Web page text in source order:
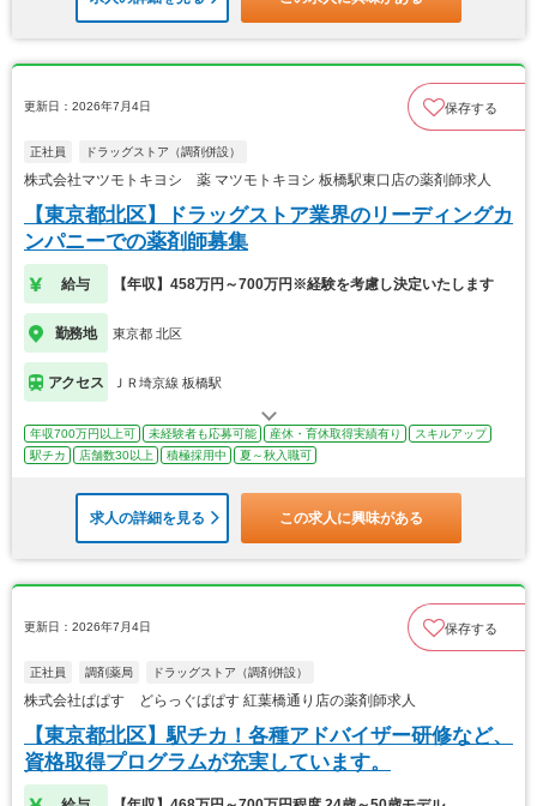
更新日：2026年7月4日 保存する
正社員 ドラッグストア（調剤併設）
株式会社マツモトキヨシ 薬 マツモトキヨシ 板橋駅東口店の薬剤師求人
【東京都北区】ドラッグストア業界のリーディングカ
ンパニーでの薬剤師募集
給与 【年収】458万円～700万円※経験を考慮し決定いたします
勤務地 東京都 北区
アクセス ＪＲ埼京線 板橋駅
年収700万円以上可 未経験者も応募可能 産休・育休取得実績有り
スキルアップ
駅チカ
店舗数30以上 積極採用中 夏～秋入職可
求人の詳細を見る この求人に興味がある
更新日：2026年7月4日 保存する
正社員 調剤薬局 ドラッグストア（調剤併設）
株式会社ぱぱす どらっぐぱぱす 紅葉橋通り店の薬剤師求人
【東京都北区】駅チカ！各種アドバイザー研修など、
資格取得プログラムが充実しています。